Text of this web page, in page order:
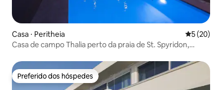
Casa ⋅ Peritheia 5 de uma
5 (20)
Casa de campo Thalia perto da praia de St. Spyridon,
Preferido dos hóspedes
Preferido dos hóspedes